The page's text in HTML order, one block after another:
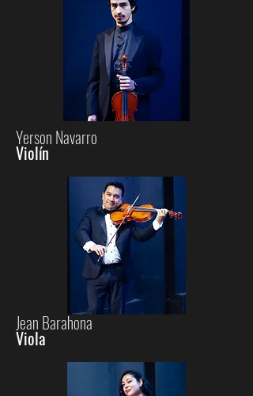
Yerson Navarro
Violín
Jean Barahona
Viola